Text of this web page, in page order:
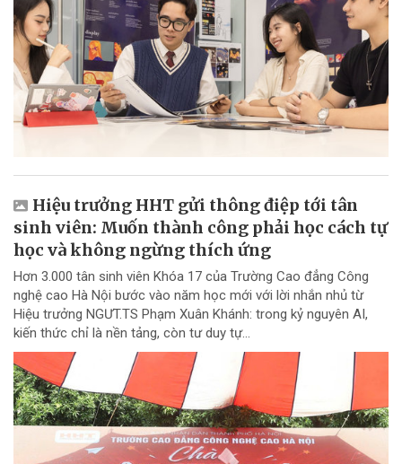
Hiệu trưởng HHT gửi thông điệp tới tân
sinh viên: Muốn thành công phải học cách tự
học và không ngừng thích ứng
Hơn 3.000 tân sinh viên Khóa 17 của Trường Cao đẳng Công
nghệ cao Hà Nội bước vào năm học mới với lời nhắn nhủ từ
Hiệu trưởng NGƯT.TS Phạm Xuân Khánh: trong kỷ nguyên AI,
kiến thức chỉ là nền tảng, còn tư duy tự...